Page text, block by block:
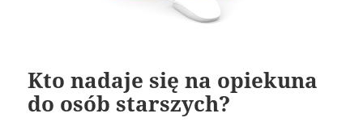
Kto nadaje się na opiekuna
do osób starszych?